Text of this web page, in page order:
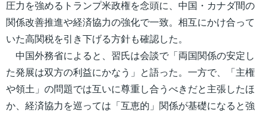
圧力を強めるトランプ米政権を念頭に、中国・カナダ間の
関係改善推進や経済協力の強化で一致。相互にかけ合って
いた高関税を引き下げる方針も確認した。
中国外務省によると、習氏は会談で「両国関係の安定し
た発展は双方の利益にかなう」と語った。一方で、「主権
や領土」の問題では互いに尊重し合うべきだと主張したほ
か、経済協力を巡っては「互恵的」関係が基礎になると強